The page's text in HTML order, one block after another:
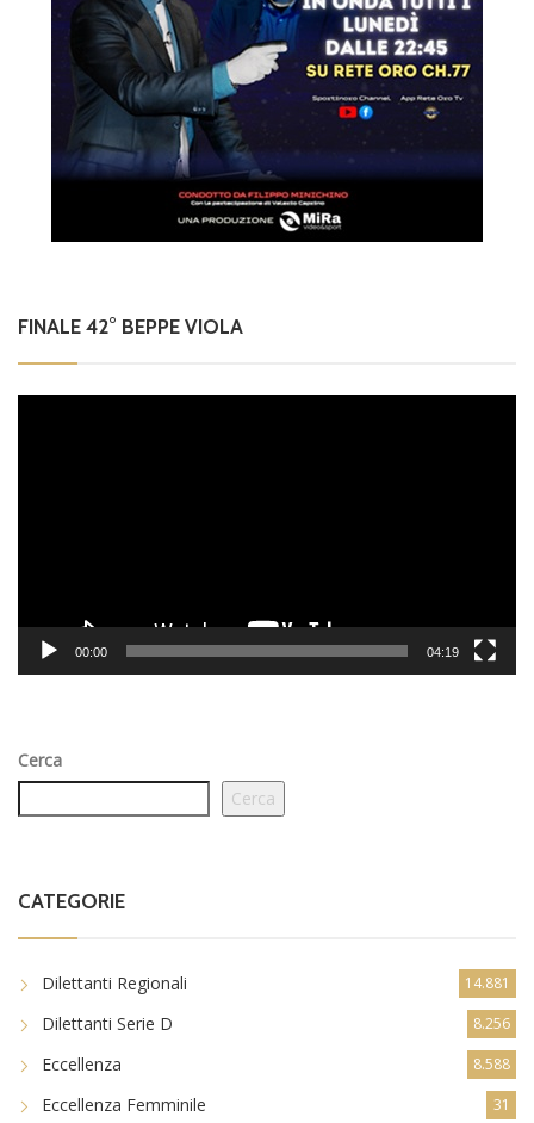
FINALE 42° BEPPE VIOLA
CATEGORIE
Dilettanti Regionali 14.881
Dilettanti Serie D 8.256
Eccellenza 8.588